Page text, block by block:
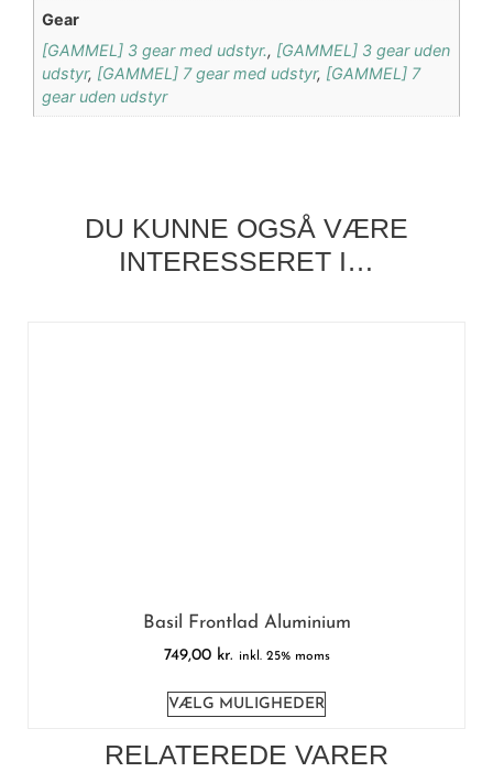
Gear
[GAMMEL] 3 gear med udstyr., [GAMMEL] 3 gear uden
udstyr, [GAMMEL] 7 gear med udstyr, [GAMMEL] 7
gear uden udstyr
DU KUNNE OGSÅ VÆRE
INTERESSERET I…
Basil Frontlad Aluminium
749,00 kr. inkl. 25% moms
VÆLG MULIGHEDER
RELATEREDE VARER